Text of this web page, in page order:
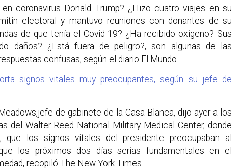
coronavirus Donald Trump? ¿Hizo cuatro viajes en su
electoral y mantuvo reuniones con donantes de su
de que tenía el Covid-19? ¿Ha recibido oxígeno? Sus
daños? ¿Está fuera de peligro?, son algunas de las
confusas, según el diario El Mundo.
signos vitales muy preocupantes, según su jefe de
de gabinete de la Casa Blanca, dijo ayer a los
del Walter Reed National Military Medical Center, donde
que los signos vitales del presidente preocupaban al
los próximos dos días serías fundamentales en el
recopiló The New York Times.